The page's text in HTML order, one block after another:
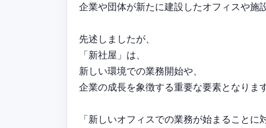
企業や団体が新たに建設したオフィスや施
先述しましたが、
「新社屋」は、
新しい環境での業務開始や、
企業の成長を象徴する重要な要素となります
「新しいオフィスでの業務が始まることに